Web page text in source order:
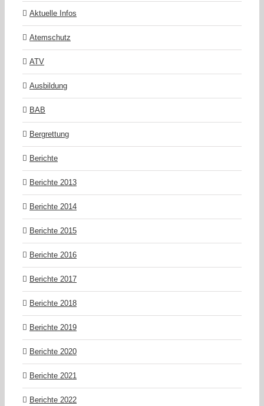
Aktuelle Infos
Atemschutz
ATV
Ausbildung
BAB
Bergrettung
Berichte
Berichte 2013
Berichte 2014
Berichte 2015
Berichte 2016
Berichte 2017
Berichte 2018
Berichte 2019
Berichte 2020
Berichte 2021
Berichte 2022